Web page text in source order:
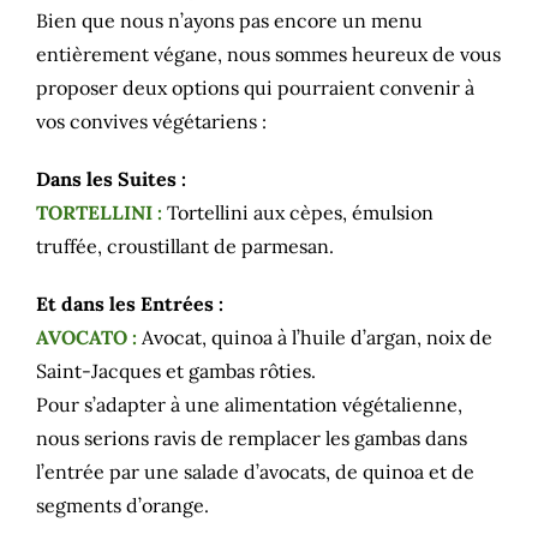
Bien que nous n’ayons pas encore un menu
entièrement végane, nous sommes heureux de vous
proposer deux options qui pourraient convenir à
vos convives végétariens :
Dans les Suites :
TORTELLINI : Tortellini aux cèpes, émulsion
truffée, croustillant de parmesan.
Et dans les Entrées :
AVOCATO : Avocat, quinoa à l’huile d’argan, noix de
Saint-Jacques et gambas rôties.
Pour s’adapter à une alimentation végétalienne,
nous serions ravis de remplacer les gambas dans
l’entrée par une salade d’avocats, de quinoa et de
segments d’orange.